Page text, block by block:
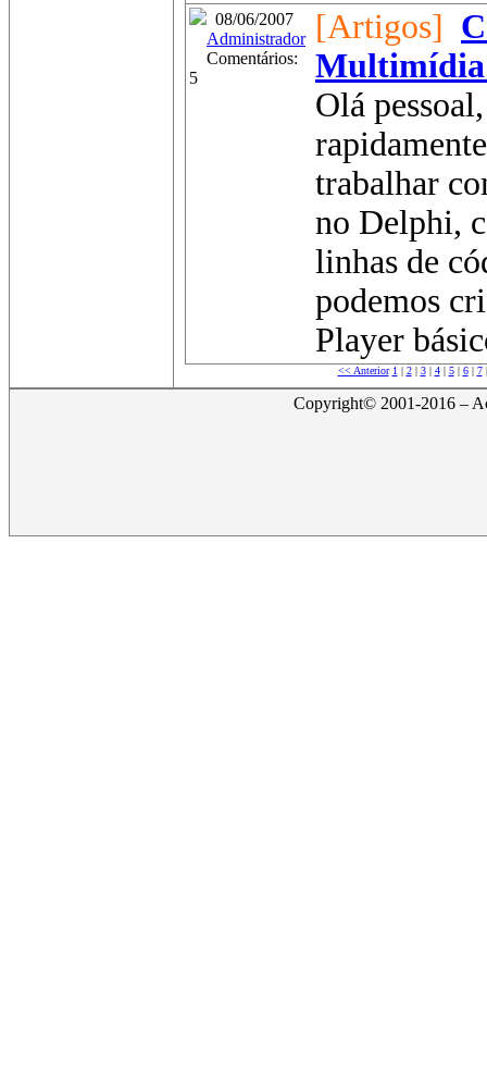
08/06/2007
Administrador
Comentários:
5
[Artigos]
Olá
trabalhar
no Delphi,
linhas de
podemos
Player
<< Anterior 1 | 2| 3| 4| 5| 6| 7
Copyright© 2001-2016 –